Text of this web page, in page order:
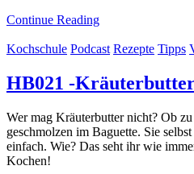
Continue Reading
Kochschule Podcast Rezepte Tipps
HB021 -
Wer mag Kräuterbutter nicht? Ob
geschmolzen im Baguette. Sie
einfach. Wie? Das seht ihr wie
Kochen!